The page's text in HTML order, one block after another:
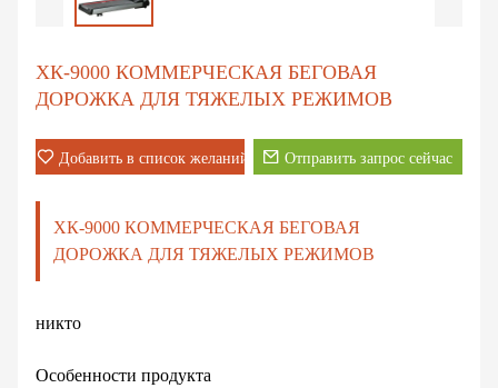
ХК-9000 КОММЕРЧЕСКАЯ БЕГОВАЯ
ДОРОЖКА ДЛЯ ТЯЖЕЛЫХ РЕЖИМОВ
Добавить в список желаний Отправить запрос сейчас
ХК-9000 КОММЕРЧЕСКАЯ БЕГОВАЯ
ДОРОЖКА ДЛЯ ТЯЖЕЛЫХ РЕЖИМОВ
никто
Особенности продукта